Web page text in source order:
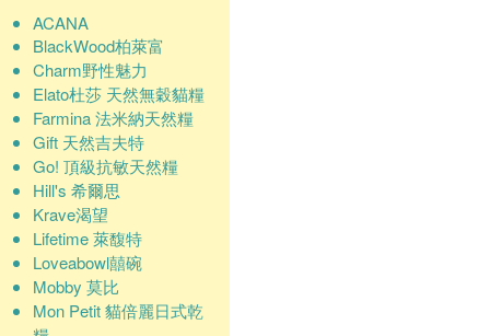
ACANA
BlackWood柏萊富
Charm野性魅力
Elato杜莎 天然無穀貓糧
Farmina 法米納天然糧
Gift 天然吉夫特
Go! 頂級抗敏天然糧
Hill's 希爾思
Krave渴望
Lifetime 萊馥特
Loveabowl囍碗
Mobby 莫比
Mon Petit 貓倍麗日式乾